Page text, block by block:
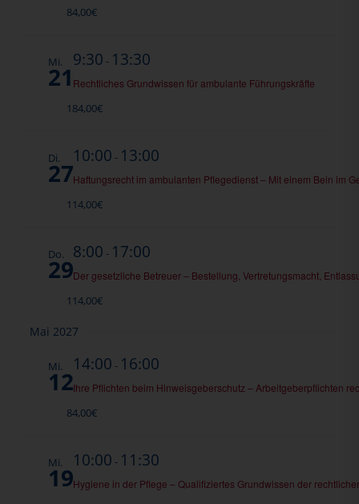
84,00€
Mi.
21
9:30 - 13:30
Rechtliches Grundwissen für ambulante Führungskräfte
184,00€
Di.
27
10:00 - 13:00
Haftungsrecht im ambulanten Pflegedienst – Mit einem Bein im
114,00€
Do.
29
8:00 - 17:00
Der gesetzliche Betreuer – Bestellung, Vertretungsmacht,
114,00€
Mai 2027
Mi.
12
14:00 - 16:00
Ihre Pflichten beim Hinweisgeberschutz – Arbeitgeberpflichten
84,00€
Mi.
19
10:00 - 11:30
Hygiene in der Pflege – Qualifiziertes Grundwissen der